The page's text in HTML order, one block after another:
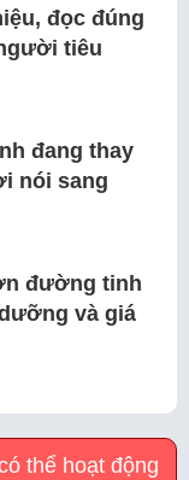
đọc đúng
tiêu
đang thay
nói sang
đường tinh
và giá
thể hoạt động